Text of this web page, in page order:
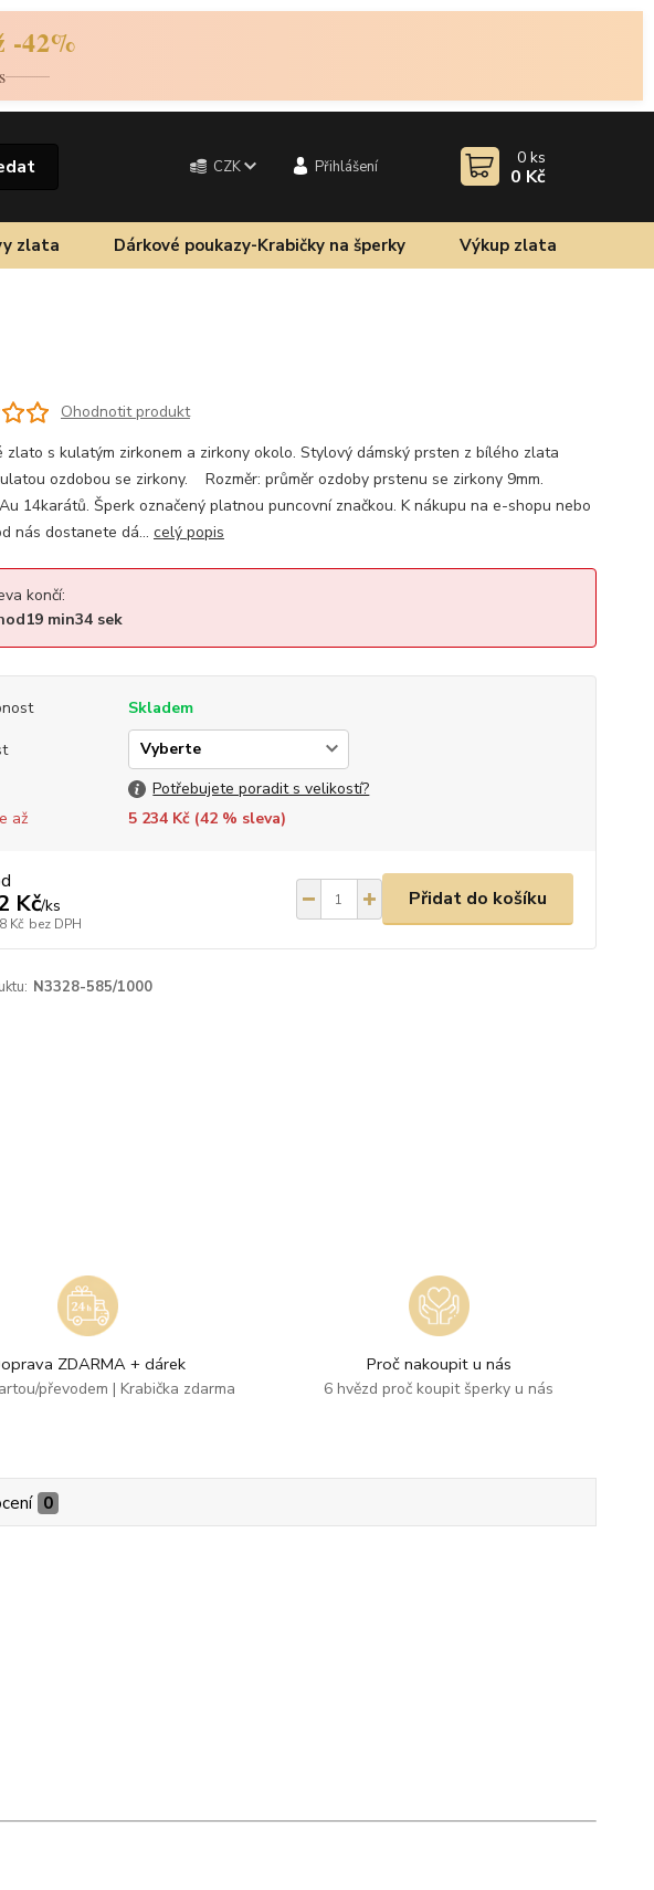
-42%
CZK Přihlášení 0 ks
0 Kč
zlata Dárkové poukazy-Krabičky na šperky Výkup zlata
Ohodnotit produkt
zlato s kulatým zirkonem a zirkony okolo. Stylový dámský prsten z bílého zlata
ozdobou se zirkony. Rozměr: průměr ozdoby prstenu se zirkony 9mm.
14karátů. Šperk označený platnou puncovní značkou. K nákupu na e-shopu nebo
nás dostanete dá... celý popis
končí:
19min34sek
Skladem
Potřebujete poradit s velikostí?
až
5 234 Kč (42% sleva)
Kč/ks
Kč bez DPH
Přidat do košíku
N3328-585/1000
ZDARMA + dárek
převodem | Krabička zdarma
Proč nakoupit u nás
6 hvězd proč koupit šperky u nás
0